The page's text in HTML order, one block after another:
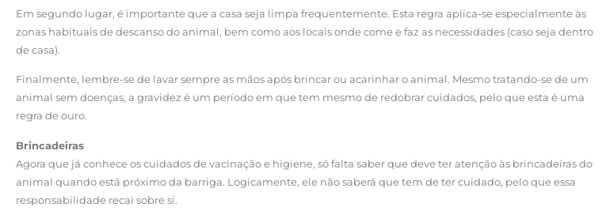
Em segundo lugar, é importante que a casa seja limpa frequentemente. Esta regra aplica-se especialmente às
zonas habituais de descanso do animal, bem como aos locais onde come e faz as necessidades (caso seja dentro
de casa).
Finalmente, lembre-se de lavar sempre as mãos após brincar ou acarinhar o animal. Mesmo tratando-se de um
animal sem doenças, a gravidez é um período em que tem mesmo de redobrar cuidados, pelo que esta é uma
regra de ouro.
Brincadeiras
Agora que já conhece os cuidados de vacinação e higiene, só falta saber que deve ter atenção às brincadeiras do
animal quando está próximo da barriga. Logicamente, ele não saberá que tem de ter cuidado, pelo que essa
responsabilidade recai sobre si.